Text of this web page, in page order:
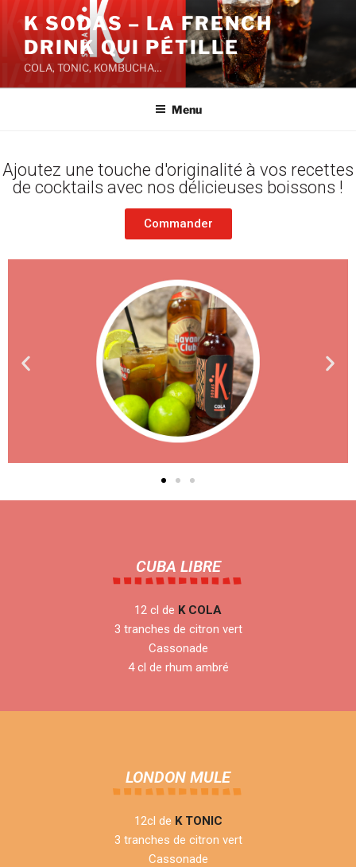
K SODAS – LA FRENCH
DRINK QUI PÉTILLE
COLA, TONIC, KOMBUCHA…
Menu
Ajoutez une touche d'originalité à vos recettes
de cocktails avec nos délicieuses boissons !
Commander
CUBA LIBRE
12 cl de K COLA
3 tranches de citron vert
Cassonade
4 cl de rhum ambré
LONDON MULE
12cl de K TONIC
3 tranches de citron vert
Cassonade